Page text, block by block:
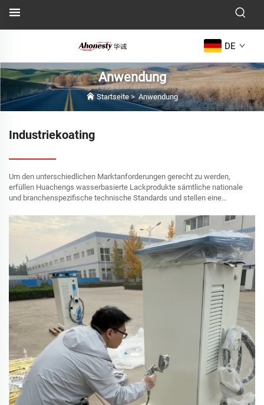
DE
Anwendung
Startseite>Anwendung
Industriekoating
Um den unterschiedlichen Marktanforderungen gerecht zu werden,
erfüllen Huachengs wasserbasierte Lackprodukte sämtliche nationale
und branchenspezifische technische Standards und stellen eine
dar. Hauptmerkmale: Kurze Trocknungszeit Hohe Härte und...